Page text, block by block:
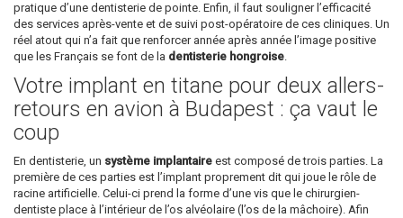
pratique d’une dentisterie de pointe. Enfin, il faut souligner l’efficacité
des services après-vente et de suivi post-opératoire de ces cliniques. Un
réel atout qui n’a fait que renforcer année après année l’image positive
que les Français se font de la dentisterie hongroise.
Votre implant en titane pour deux allers-
retours en avion à Budapest : ça vaut le
coup
En dentisterie, un système implantaire est composé de trois parties. La
première de ces parties est l’implant proprement dit qui joue le rôle de
racine artificielle. Celui-ci prend la forme d’une vis que le chirurgien-
dentiste place à l’intérieur de l’os alvéolaire (l’os de la mâchoire). Afin